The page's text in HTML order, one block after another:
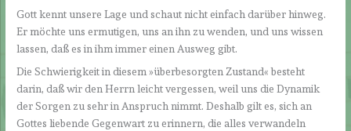
Gott kennt unsere Lage und schaut nicht einfach darüber hinweg.
Er möchte uns ermutigen, uns an ihn zu wenden, und uns wissen
lassen, daß es in ihm immer einen Ausweg gibt.
Die Schwierigkeit in diesem »überbesorgten Zustand« besteht
darin, daß wir den Herrn leicht vergessen, weil uns die Dynamik
der Sorgen zu sehr in Anspruch nimmt. Deshalb gilt es, sich an
Gottes liebende Gegenwart zu erinnern, die alles verwandeln